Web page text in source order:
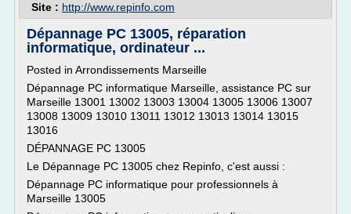
Site : http://www.repinfo.com
Dépannage PC 13005, réparation
informatique, ordinateur ...
Posted in Arrondissements Marseille
Dépannage PC informatique Marseille, assistance PC sur
Marseille 13001 13002 13003 13004 13005 13006 13007
13008 13009 13010 13011 13012 13013 13014 13015
13016
DÉPANNAGE PC 13005
Le Dépannage PC 13005 chez Repinfo, c'est aussi :
Dépannage PC informatique pour professionnels à
Marseille 13005